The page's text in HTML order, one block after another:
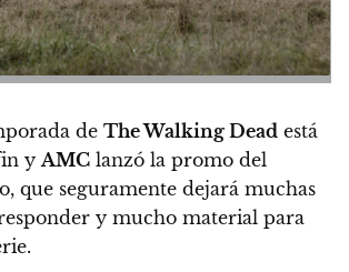
de The Walking Dead está
y AMC lanzó la promo del
que seguramente dejará muchas
y mucho material para